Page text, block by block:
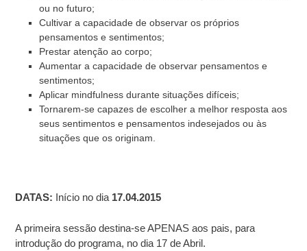
ou no futuro;
Cultivar a capacidade de observar os próprios
pensamentos e sentimentos;
Prestar atenção ao corpo;
Aumentar a capacidade de observar pensamentos e
sentimentos;
Aplicar mindfulness durante situações difíceis;
Tornarem-se capazes de escolher a melhor resposta aos
seus sentimentos e pensamentos indesejados ou às
situações que os originam.
DATAS: Início no dia 17.04.2015
A primeira sessão destina-se APENAS aos pais, para
introdução do programa, no dia 17 de Abril.